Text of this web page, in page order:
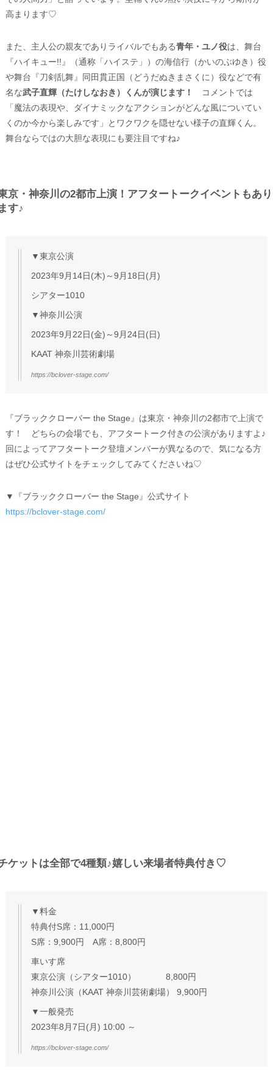
高まります♡
また、主人公の親友でありライバルでもある青年・ユノ役は、舞台
『ハイキュー!!』（通称「ハイステ」）の海信行（かいのぶゆき）役
や舞台『刀剣乱舞』同田貫正国（どうだぬきまさくに）役などで有
名な武子直輝（たけしなおき）くんが演じます！
コメントでは
「魔法の表現や、ダイナミックなアクションがどんな風についてい
くのか今から楽しみです」とワクワクを隠せない様子の直輝くん。
舞台ならではの大胆な表現にも要注目ですね♪
京・神奈川の2都市上演！アフタートークイベントもあり
す♪
▼東京公演
2023年9月14日(木)～9月18日(月)
シアター1010
▼神奈川公演
2023年9月22日(金)～9月24日(日)
KAAT 神奈川芸術劇場
https://bclover-stage.com/
『ブラッククローバー the Stage』は東京・神奈川の2都市で上演で
す！ どちらの会場でも、アフタートーク付きの公演がありますよ♪
回によってアフタートーク登壇メンバーが異なるので、気になる方
はぜひ公式サイトをチェックしてみてくださいね♡
▼『ブラッククローバー the Stage』公式サイト
https://bclover-stage.com/
ケットは全部で4種類♪嬉しい来場者特典付き♡
▼料金
特典付S席：11,000円
S席：9,900円 A席：8,800円
車いす席
東京公演（シアター1010） 8,800円
神奈川公演（KAAT 神奈川芸術劇場） 9,900円
▼一般発売
2023年8月7日(月) 10:00 ～
https://bclover-stage.com/